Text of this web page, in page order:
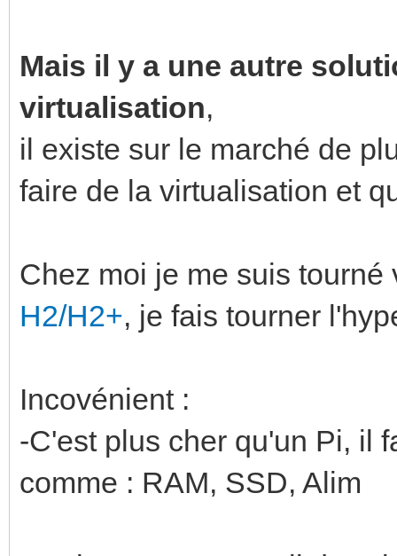
Mais il y a une autre
virtualisation,
il existe sur le marché de
faire de la virtualisation et
Chez moi je me suis
H2/H2+, je fais tourner
Incovénient :
-C'est plus cher qu'un Pi, il
comme : RAM, SSD, Alim